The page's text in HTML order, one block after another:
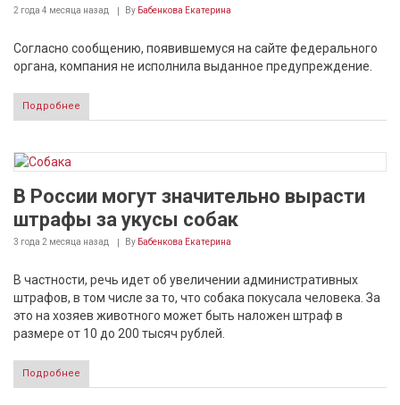
2 года 4 месяца назад By Бабенкова Екатерина
Согласно сообщению, появившемуся на сайте федерального
органа, компания не исполнила выданное предупреждение.
Подробнее
В России могут значительно вырасти
штрафы за укусы собак
3 года 2 месяца назад By Бабенкова Екатерина
В частности, речь идет об увеличении административных
штрафов, в том числе за то, что собака покусала человека. За
это на хозяев животного может быть наложен штраф в
размере от 10 до 200 тысяч рублей.
Подробнее